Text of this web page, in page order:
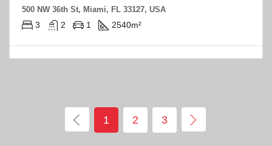
500 NW 36th St, Miami, FL 33127, USA
3 2 1 2540m²
1 2 3